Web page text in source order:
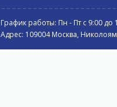
График работы: Пн - Пт с 9:00 до
Адрес: 109004 Москва,